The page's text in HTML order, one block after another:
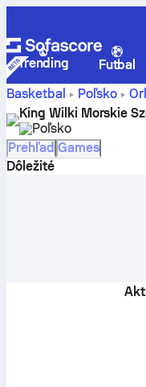
Trending Futbal
Basketbal
Poľsko
rozpis zápasov a hráči
King Wilki Morskie
Poľsko
Prehľad Games
Dôležité